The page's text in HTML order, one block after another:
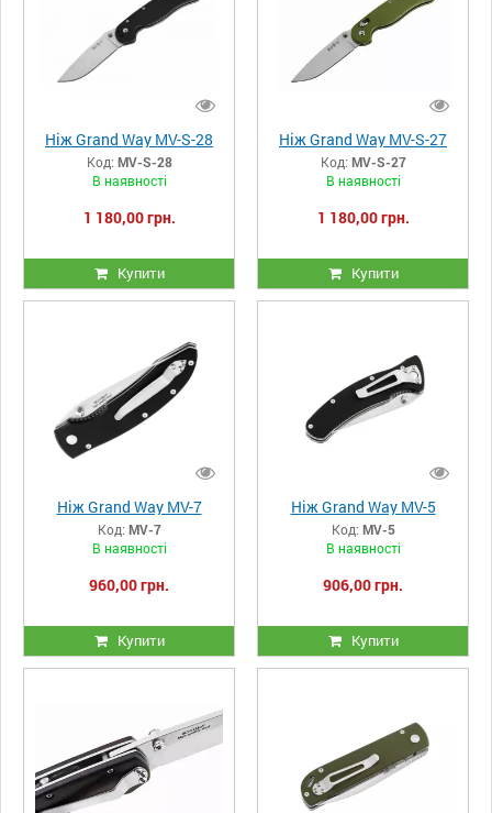
Ніж Grand Way MV-S-28
Код: MV-S-28
В наявності
1 180,00 грн.
Купити
Ніж Grand Way MV-S-27
Код: MV-S-27
В наявності
1 180,00 грн.
Купити
Ніж Grand Way MV-7
Код: MV-7
В наявності
960,00 грн.
Купити
Ніж Grand Way MV-5
Код: MV-5
В наявності
906,00 грн.
Купити